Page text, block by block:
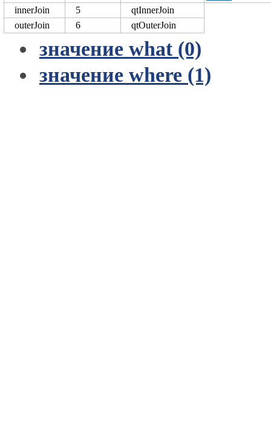
innerJoin 5
qtInnerJoin
outerJoin
6 qtOuterJoin
значение what (0)
значение where (1)